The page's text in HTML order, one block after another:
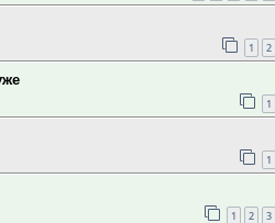
1 2
1
1
1 2 3